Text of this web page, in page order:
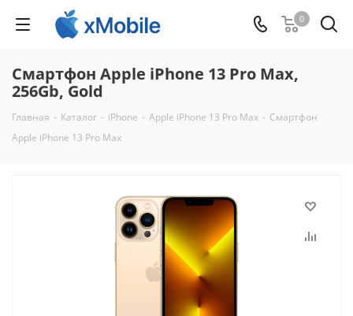
0
Смартфон Apple iPhone 13 Pro Max,
256Gb, Gold
Главная - Каталог - iPhone - Apple iPhone 13 Pro Max - Смартфон
Apple iPhone 13 Pro Max